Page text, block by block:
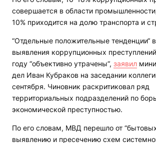
совершается в области
10% приходится на долю транспорта и
“Отдельные положительные тенденции“
выявления коррупционных
году “объективно утрачены“, заявил
дел Иван Кубраков на заседании
сентября. Чиновник раскритиковал ряд
территориальных подразделений по
экономической преступностью.
По его словам, МВД перешло от
выявлению и пресечению схем